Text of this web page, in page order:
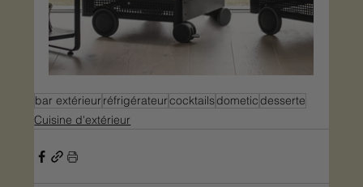
bar extérieur réfrigérateurcocktailsdometic desserte
Cuisine d'extérieur